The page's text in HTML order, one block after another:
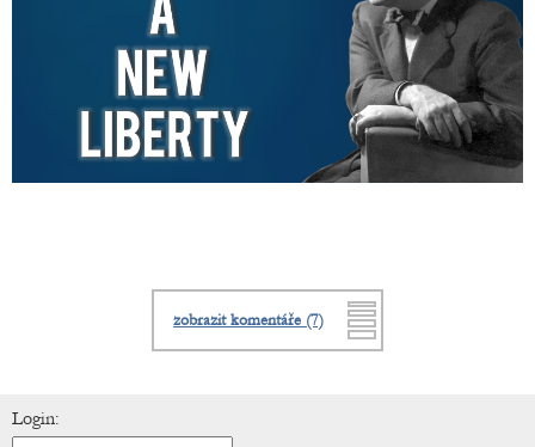
zobrazit komentáře (7)
Login: